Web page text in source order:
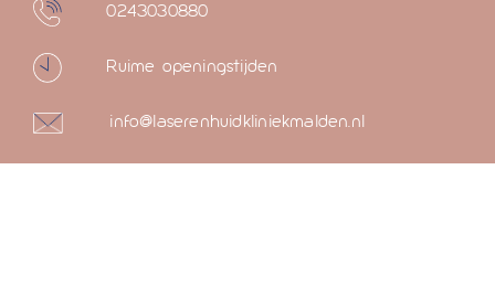
0243030880
Ruime openingstijden
info@laserenhuidkliniekmalden.nl